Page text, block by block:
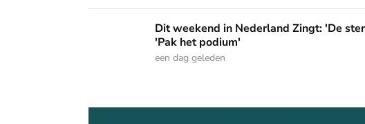
Dit weekend in Nederland Zingt: 'De sterke vrouw' en
Dit weekend in Nederland Zingt: 'De
'Pak het podium'
een dag geleden